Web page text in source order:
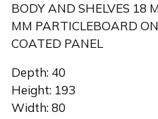
BODY AND SHELVES 18
MM PARTICLEBOARD
COATED PANEL
Depth: 40
Height: 193
Width: 80